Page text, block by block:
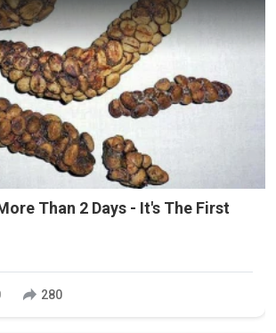
Than 2 Days - It's The First
280